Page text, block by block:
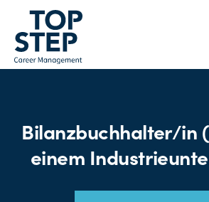
Bilanzbuchhalter/in
einem